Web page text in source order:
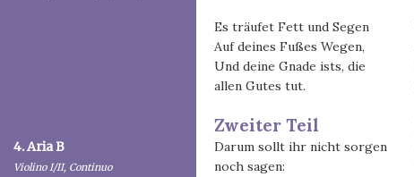
Es träufet Fett und Segen
Auf deines Fußes Wegen,
Und deine Gnade ists, die
allen Gutes tut.
Zweiter Teil
4. Aria B
Violino I/II, Continuo
Darum sollt ihr nicht sorgen
noch sagen: